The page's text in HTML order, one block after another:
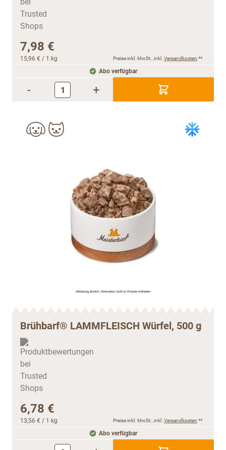
7,98 €
15,96 € / 1 kg Preise inkl. MwSt., inkl. Versandkosten **
Abo verfügbar
- +
Brühbarf® LAMMFLEISCH Würfel, 500 g
6,78 €
13,56 € / 1 kg Preise inkl. MwSt., inkl. Versandkosten **
Abo verfügbar